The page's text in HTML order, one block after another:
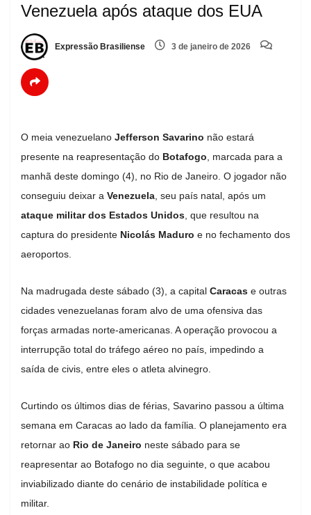
Venezuela após ataque dos EUA
Expressão Brasiliense 3 de janeiro de 2026
O meia venezuelano Jefferson Savarino não estará
presente na reapresentação do Botafogo , marcada para a
manhã deste domingo (4), no Rio de Janeiro. O jogador não
conseguiu deixar a Venezuela , seu país natal, após um
ataque militar dos Estados Unidos , que resultou na
captura do presidente Nicolás Maduro e no fechamento dos
aeroportos.
Na madrugada deste sábado (3), a capital Caracas e outras
cidades venezuelanas foram alvo de uma ofensiva das
forças armadas norte-americanas. A operação provocou a
interrupção total do tráfego aéreo no país, impedindo a
saída de civis, entre eles o atleta alvinegro.
Curtindo os últimos dias de férias, Savarino passou a última
semana em Caracas ao lado da família. O planejamento era
retornar ao Rio de Janeiro neste sábado para se
reapresentar ao Botafogo no dia seguinte, o que acabou
inviabilizado diante do cenário de instabilidade política e
militar.